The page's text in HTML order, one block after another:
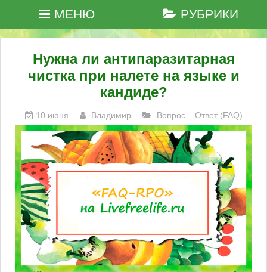
МЕНЮ РУБРИКИ
Нужна ли антипаразитарная
чистка при налете на языке и
кандиде?
10 июня Владимир Вопрос – Ответ (FAQ)